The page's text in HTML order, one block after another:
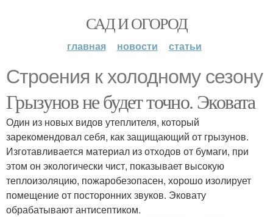
САД И ОГОРОД
главная новости статьи
Строения к холодному сезону
Грызунов не будет точно. Эковата
Один из новых видов утеплителя, который
зарекомендовал себя, как защищающий от грызунов.
Изготавливается материал из отходов от бумаги, при
этом он экологически чист, показывает высокую
теплоизоляцию, пожаробезопасен, хорошо изолирует
помещение от посторонних звуков. Эковату
обрабатывают антисептиком.